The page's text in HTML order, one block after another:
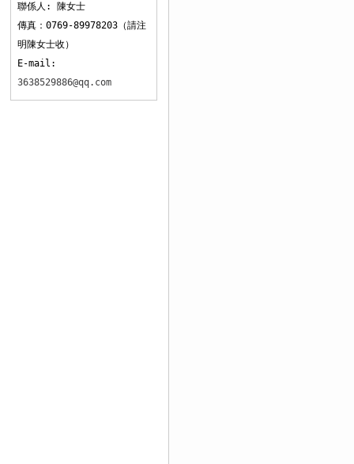
聯係人: 陳女士
傳真：0769-89978203（請注
明陳女士收）
E-mail:
3638529886@qq.com